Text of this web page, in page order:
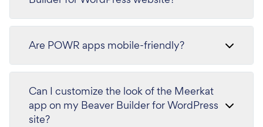
Are POWR apps mobile-friendly?
Can I customize the look of the Meerkat
app on my Beaver Builder for WordPress
site?